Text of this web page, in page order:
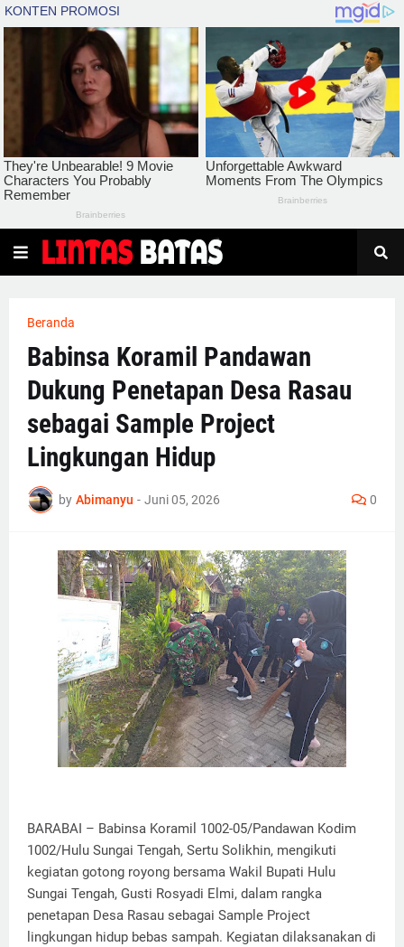
Beranda
Babinsa Koramil Pandawan
Dukung Penetapan Desa Rasau
sebagai Sample Project
Lingkungan Hidup
by Abimanyu - Juni 05, 2026 0
BARABAI – Babinsa Koramil 1002-05/Pandawan Kodim
1002/Hulu Sungai Tengah, Sertu Solikhin, mengikuti
kegiatan gotong royong bersama Wakil Bupati Hulu
Sungai Tengah, Gusti Rosyadi Elmi, dalam rangka
penetapan Desa Rasau sebagai Sample Project
lingkungan hidup bebas sampah. Kegiatan dilaksanakan di